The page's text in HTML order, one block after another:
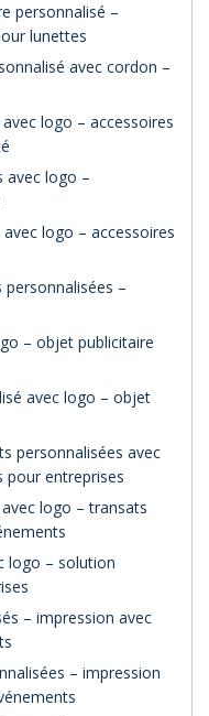
personnalisé –
lunettes
avec cordon –
logo – accessoires
avec logo –
logo – accessoires
personnalisées –
– objet publicitaire
avec logo – objet
personnalisées avec
pour entreprises
logo – transats
logo – solution
– impression avec
– impression